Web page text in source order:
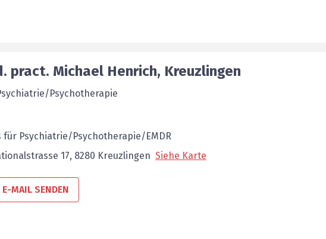
pract. Michael Henrich, Kreuzlingen
Psychotherapie
für Psychiatrie/Psychotherapie/EMDR
17, 8280 Kreuzlingen Siehe Karte
E-MAIL SENDEN